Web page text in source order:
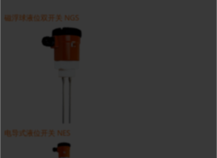
磁浮球液位双开关 NGS
电导式液位开关 NES